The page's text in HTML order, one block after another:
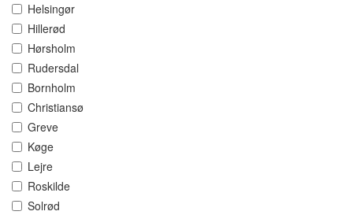
Helsingør
Hillerød
Hørsholm
Rudersdal
Bornholm
Christiansø
Greve
Køge
Lejre
Roskilde
Solrød